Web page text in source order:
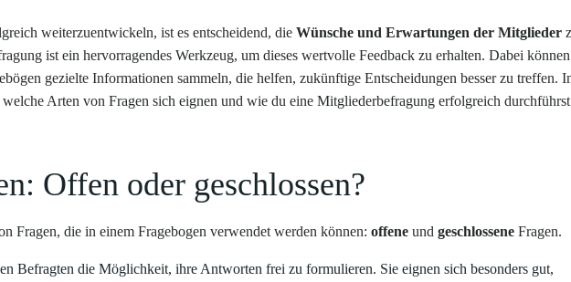
weiterzuentwickeln, ist es entscheidend, die Wünsche und Erwartungen der Mitglieder
ist ein hervorragendes Werkzeug, um dieses wertvolle Feedback zu erhalten. Dabei können
gezielte Informationen sammeln, die helfen, zukünftige Entscheidungen besser zu treffen.
Arten von Fragen sich eignen und wie du eine Mitgliederbefragung erfolgreich
Offen oder geschlossen?
Fragen, die in einem Fragebogen verwendet werden können: offene und geschlossene Fragen.
Befragten die Möglichkeit, ihre Antworten frei zu formulieren. Sie eignen sich besonders gut,